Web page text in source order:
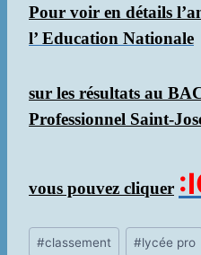
Pour voir en détails
l’ Education Nationale
sur les résultats au
Professionnel Saint-
vous pouvez cliquer
Étiquettes
#classement #lycée pro